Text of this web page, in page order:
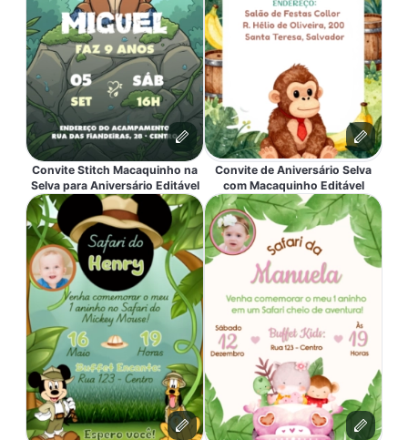
Convite Stitch Macaquinho na
Selva para Aniversário Editável
Convite de Aniversário Selva
com Macaquinho Editável